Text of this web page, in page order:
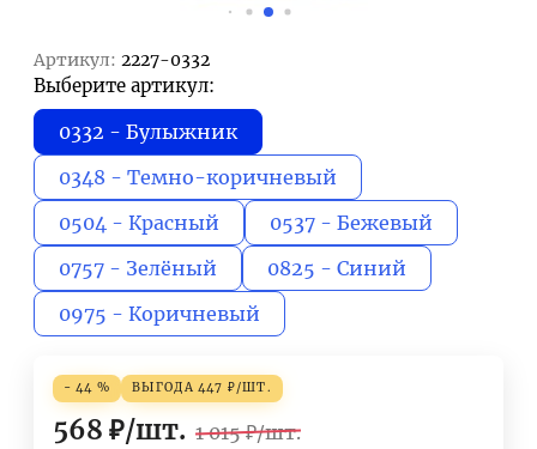
Артикул: 2227-0332
Выберите артикул:
0332 - Булыжник
0348 - Темно-коричневый
0504 - Красный
0537 - Бежевый
0757 - Зелёный
0825 - Синий
0975 - Коричневый
- 44 % ВЫГОДА 447 ₽/ШТ.
568 ₽/шт. 1 015 ₽/шт.